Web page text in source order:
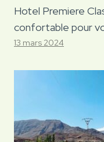
Hotel Premiere
confortable pour
13 mars 2024